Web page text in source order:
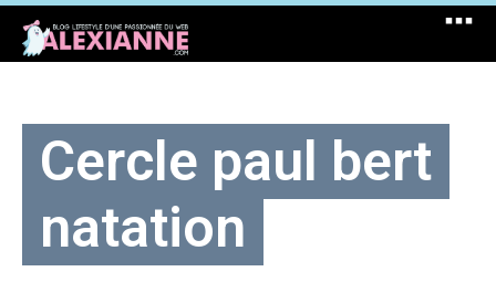
Cercle paul bert
natation